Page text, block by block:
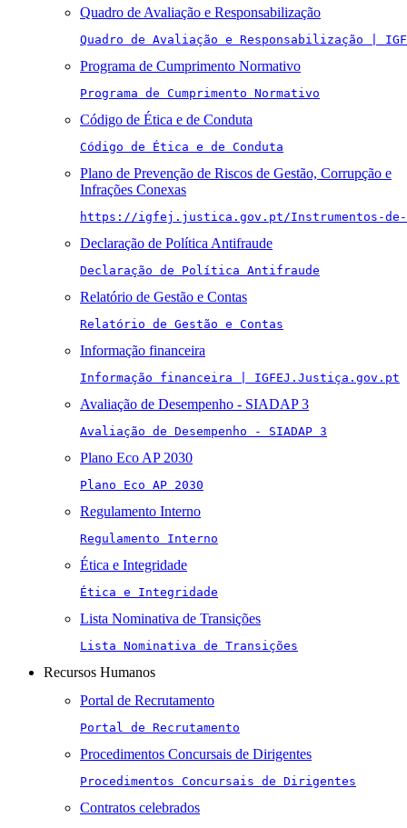
Quadro de Avaliação e Responsabilização
Quadro de Avaliação e Responsabilização |
Programa de Cumprimento Normativo
Programa de Cumprimento Normativo
Código de Ética e de Conduta
Código de Ética e de Conduta
Plano de Prevenção de Riscos de Gestão, Corrupção e
Infrações Conexas
https://igfej.justica.gov.pt/Instrumentos-de-
Declaração de Política Antifraude
Declaração de Política Antifraude
Relatório de Gestão e Contas
Relatório de Gestão e Contas
Informação financeira
Informação financeira | IGFEJ.Justiça.gov.pt
Avaliação de Desempenho - SIADAP 3
Avaliação de Desempenho - SIADAP 3
Plano Eco AP 2030
Plano Eco AP 2030
Regulamento Interno
Regulamento Interno
Ética e Integridade
Ética e Integridade
Lista Nominativa de Transições
Lista Nominativa de Transições
Recursos Humanos
Portal de Recrutamento
Portal de Recrutamento
Procedimentos Concursais de Dirigentes
Procedimentos Concursais de Dirigentes
Contratos celebrados